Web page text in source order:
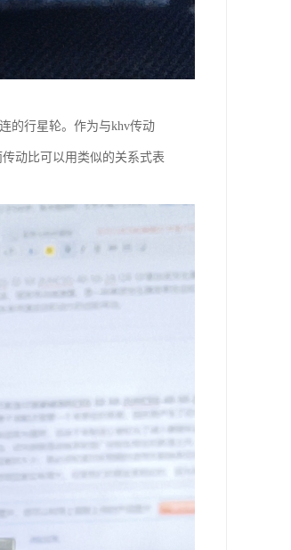
的行星轮。作为与khv传动
动比可以用类似的关系式表